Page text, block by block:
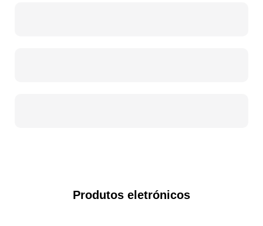
Produtos eletrónicos